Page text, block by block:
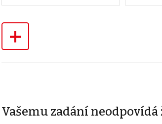
+
Vašemu zadání neodpovídá